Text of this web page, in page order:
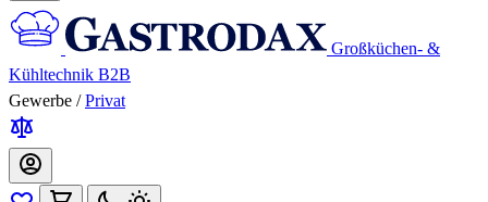
Großküchen- &
Kühltechnik B2B
Gewerbe / Privat